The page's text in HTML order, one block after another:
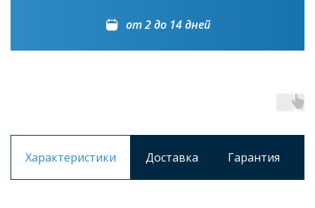
от 2 до 14 дней
Характеристики Доставка Гарантия